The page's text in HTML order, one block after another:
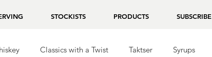
STOCKISTS PRODUCTS SUBSCRIBE
Classics with a Twist Taktser Syrups